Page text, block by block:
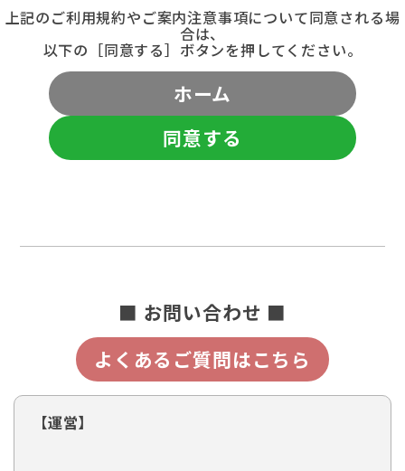
上記のご利用規約やご案内注意事項について同意される場
合は、
以下の［同意する］ボタンを押してください。
ホーム
同意する
■ お問い合わせ ■
よくあるご質問はこちら
【運営】